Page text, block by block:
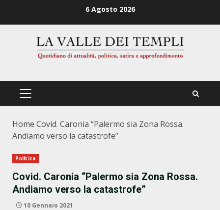
6 Agosto 2026
PRIMÄRES
Home Covid. Caronia “Palermo sia Zona Rossa.
Andiamo verso la catastrofe”
Politica
Covid. Caronia “Palermo sia Zona Rossa.
Andiamo verso la catastrofe”
10 Gennaio 2021